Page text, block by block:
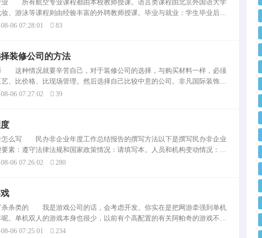
业 所有航空专业课程都由本校教师授课。语言类课程由北京外国语大学
、游泳等课程则由经验丰富的外聘教师授课。毕业与就业：学生毕业后将
书，国家承认学历。学院保证100%的就业率，学生将在最后半年进行带
06 07:28:01 83
装修公司的方法
这种情况就要辛苦自己，对于装修公司的选择，与购买材料一样，必须
、比价格、比现场管理。然后选择自己比较中意的公司。非凡国际装饰不
哪家好怎么选择好的装修公司的 都说自己的装修公司好，但是具体怎么
06 07:27:02 39
怎么写 民办非企业年度工作总结报告的撰写方法以下是撰写民办非企业
素：遵守法律法规和国家政策情况：请填写本。人员和机构变动情况：请
。财务管理情况：请填写本年度财务管理情况。按照章程开展活动情况：
06 07:26:02 280
杀杀类的 我是游戏公司的话，会考虑开发。你实在是把网游牵强到单机
。单机双人的游戏本身也很少，以前有个高配置的有关阿帕奇的游戏不记
个主驾一个副驾。实在是……找不出……去玩玩合金弹头吧……怎样可以让
06 07:25:01 234